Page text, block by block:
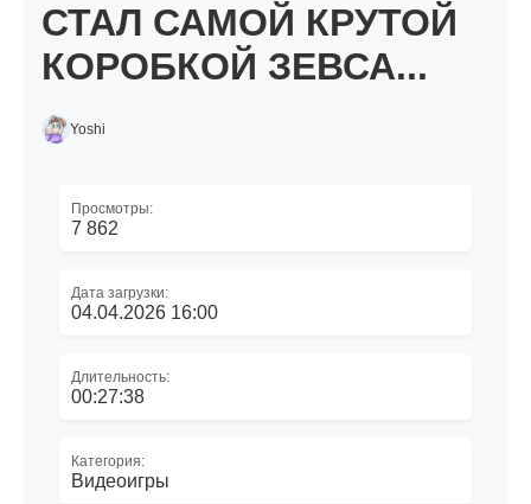
СТАЛ САМОЙ КРУТОЙ
КОРОБКОЙ ЗЕВСА...
Yoshi
Просмотры:
7 862
Дата загрузки:
04.04.2026 16:00
Длительность:
00:27:38
Категория:
Видеоигры